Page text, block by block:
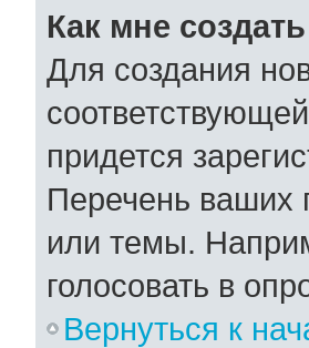
Как мне
Для создания
придется
Перечень ваших
или темы.
голосовать в
Вернуться к